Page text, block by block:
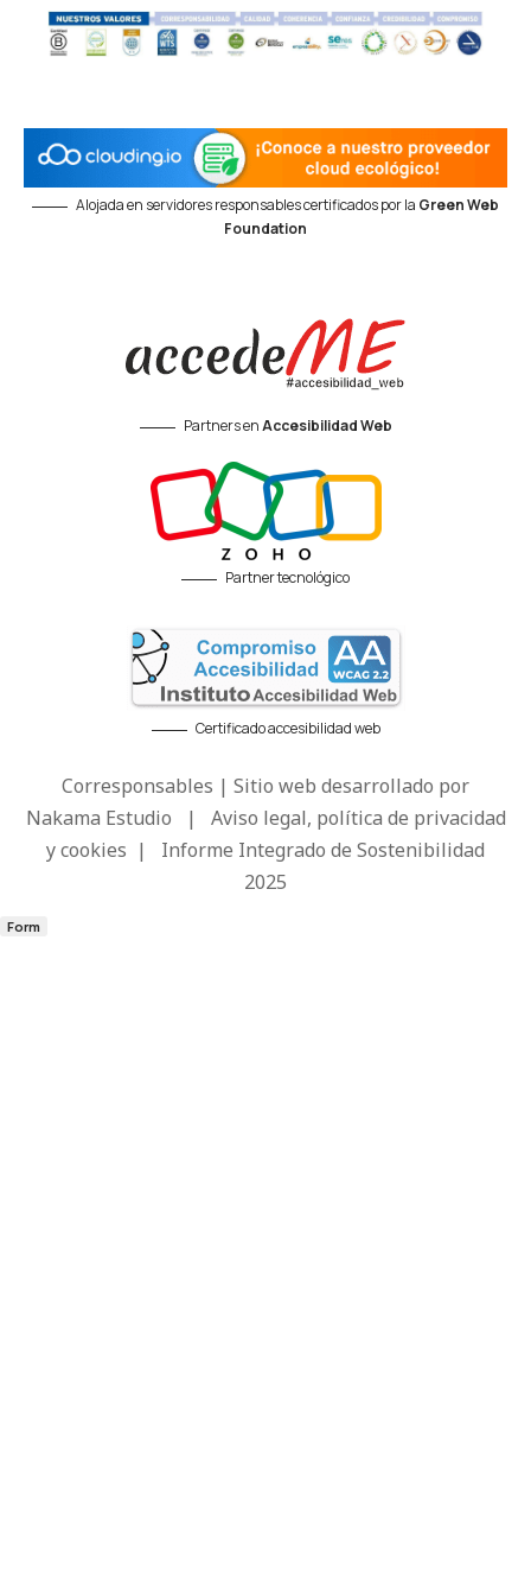
Alojada en servidores responsables certificados por la Green Web
Foundation
Partners enAccesibilidad Web
Partner tecnológico
Certificado accesibilidad web
Corresponsables | Sitio web desarrollado por
Nakama Estudio | Aviso legal, política de privacidad
y cookies | Informe Integrado de Sostenibilidad
2025
Form